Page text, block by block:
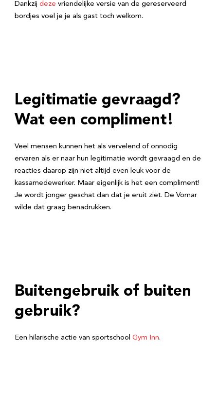
Dankzij deze vriendelijke versie van de gereserveerd
bordjes voel je je als gast toch welkom.
Legitimatie gevraagd?
Wat een compliment!
Veel mensen kunnen het als vervelend of onnodig
ervaren als er naar hun legitimatie wordt gevraagd en de
reacties daarop zijn niet altijd even leuk voor de
kassamedewerker. Maar eigenlijk is het een compliment!
Je wordt jonger geschat dan dat je eruit ziet. De Vomar
wilde dat graag benadrukken.
Buitengebruik of buiten
gebruik?
Een hilarische actie van sportschool Gym Inn.